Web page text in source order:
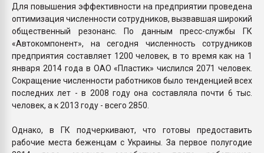
Для повышения эффективности на предприятии проведена
оптимизация численности сотрудников, вызвавшая широкий
общественный резонанс. По данным пресс-службы ГК
«Автокомпонент», на сегодня численность сотрудников
предприятия составляет 1200 человек, в то время как на 1
января 2014 года в ОАО «Пластик» числился 2071 человек.
Сокращение численности работников было тенденцией всех
последних лет - в 2008 году она составляла почти 6 тыс.
человек, а к 2013 году - всего 2850.
Однако, в ГК подчеркивают, что готовы предоставить
рабочие места беженцам с Украины. За первое полугодие